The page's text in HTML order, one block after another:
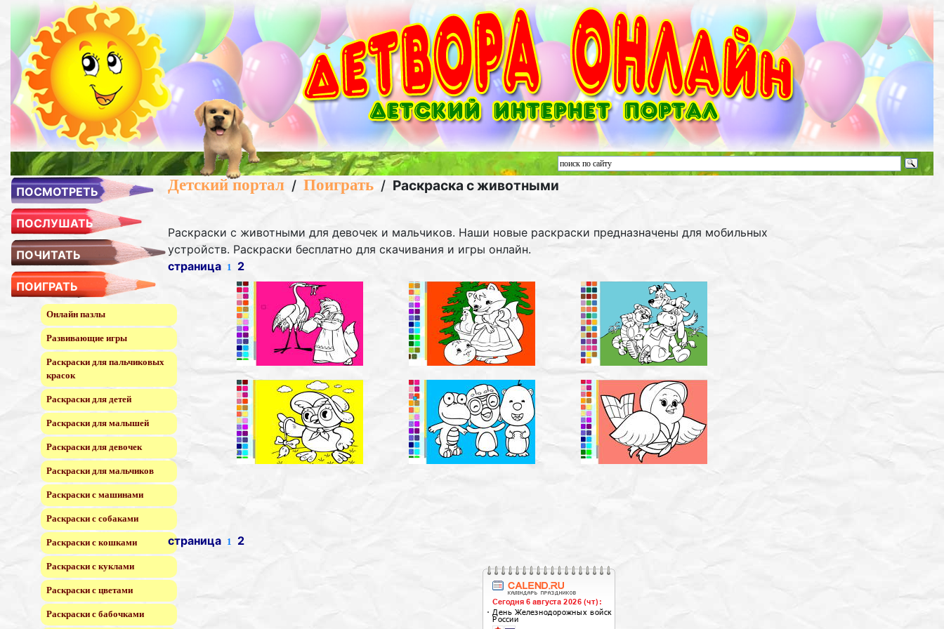
ПОСМОТРЕТЬ
ПОСЛУШАТЬ
ПОЧИТАТЬ
ПОИГРАТЬ
Онлайн пазлы
Развивающие игры
Раскраски для пальчиковых
красок
Раскраски для детей
Раскраски для малышей
Раскраски для девочек
Раскраски для мальчиков
Раскраски с машинами
Раскраски с собаками
Раскраски с кошками
Раскраски с куклами
Раскраски с цветами
Раскраски с бабочками
Детский портал / Поиграть / Раскраска с животными
Раскраски с животными для девочек и мальчиков. Наши новые раскраски предназначены для мобильных
устройств. Раскраски бесплатно для скачивания и игры онлайн.
страница 1 2
страница 1 2